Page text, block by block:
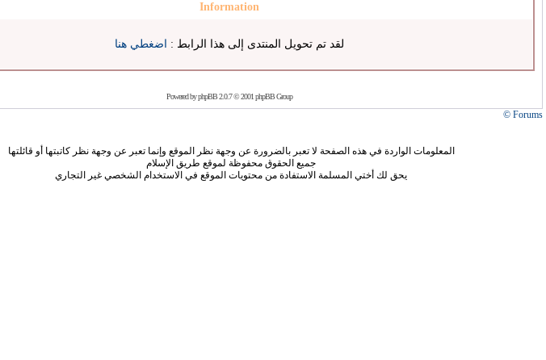
Information
لقد تم تحويل المنتدى إلى هذا الرابط : اضغطي هنا
Powered byphpBB2.0.7 © 2001 phpBB Group
Forums ©
المعلومات الواردة في هذه الصفحة لا تعبر بالضرورة عن وجهة نظر الموقع وإنما تعبر عن وجهة نظر كاتبتها أو قائلتها
جميع الحقوق محفوظة لموقع طريق الإسلام
يحق لك أختي المسلمة الاستفادة من محتويات الموقع في الاستخدام الشخصي غير التجاري